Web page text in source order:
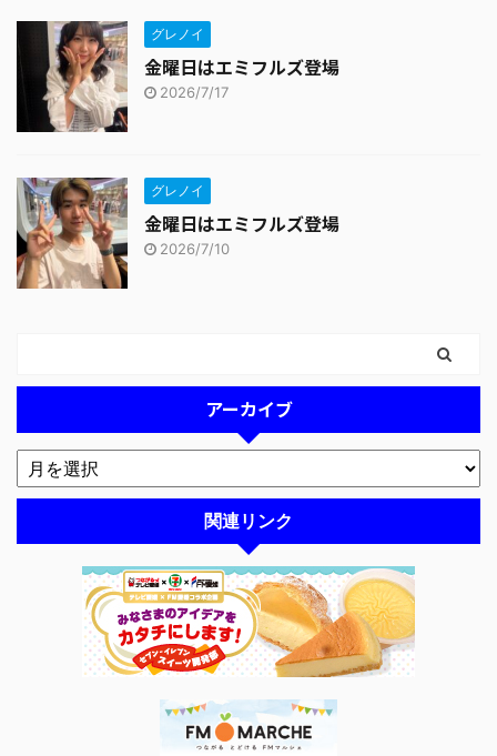
グレノイ
金曜日はエミフルズ登場
2026/7/17
グレノイ
金曜日はエミフルズ登場
2026/7/10
アーカイブ
関連リンク